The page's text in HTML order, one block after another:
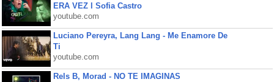
ERA VEZ l Sofia Castro
youtube.com
Luciano Pereyra, Lang Lang - Me Enamore De
Ti
youtube.com
Rels B, Morad - NO TE IMAGINAS